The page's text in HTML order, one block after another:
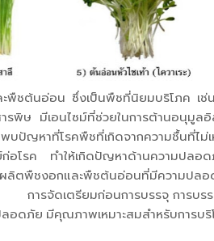
ะพืชต้นอ่อน ซึ่งเป็นพืชที่นิยมบริโภค เ
พิษ มีเอนไซม์ที่ช่วยในการต้านอนุมูลอิ
ญหาที่โรคพืชที่เกิดจากความชื้นที่ไม่เ
โรค ทำให้เกิดปัญหาด้านความปลอ
ผลิตพืชงอกและพืชต้นอ่อนที่มีความป
ารจัดเตรียมก่อนการบรรจุ การบรร
อดภัย มีคุณภาพเหมาะสมสำหรับการบริ